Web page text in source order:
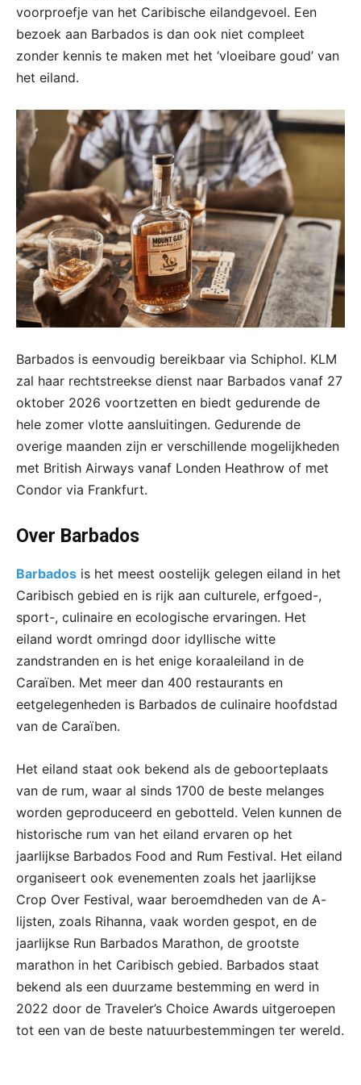
voorproefje van het Caribische eilandgevoel. Een
bezoek aan Barbados is dan ook niet compleet
zonder kennis te maken met het ‘vloeibare goud’ van
het eiland.
Barbados is eenvoudig bereikbaar via Schiphol. KLM
zal haar rechtstreekse dienst naar Barbados vanaf 27
oktober 2026 voortzetten en biedt gedurende de
hele zomer vlotte aansluitingen. Gedurende de
overige maanden zijn er verschillende mogelijkheden
met British Airways vanaf Londen Heathrow of met
Condor via Frankfurt.
Over Barbados
Barbados is het meest oostelijk gelegen eiland in het
Caribisch gebied en is rijk aan culturele, erfgoed-,
sport-, culinaire en ecologische ervaringen. Het
eiland wordt omringd door idyllische witte
zandstranden en is het enige koraaleiland in de
Caraïben. Met meer dan 400 restaurants en
eetgelegenheden is Barbados de culinaire hoofdstad
van de Caraïben.
Het eiland staat ook bekend als de geboorteplaats
van de rum, waar al sinds 1700 de beste melanges
worden geproduceerd en gebotteld. Velen kunnen de
historische rum van het eiland ervaren op het
jaarlijkse Barbados Food and Rum Festival. Het eiland
organiseert ook evenementen zoals het jaarlijkse
Crop Over Festival, waar beroemdheden van de A-
lijsten, zoals Rihanna, vaak worden gespot, en de
jaarlijkse Run Barbados Marathon, de grootste
marathon in het Caribisch gebied. Barbados staat
bekend als een duurzame bestemming en werd in
2022 door de Traveler’s Choice Awards uitgeroepen
tot een van de beste natuurbestemmingen ter wereld.